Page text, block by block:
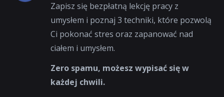
Zapisz się bezpłatną lekcję pracy z
umysłem i poznaj 3 techniki, które pozwolą
Ci pokonać stres oraz zapanować nad
ciałem i umysłem.
Zero spamu, możesz wypisać się w
każdej chwili.